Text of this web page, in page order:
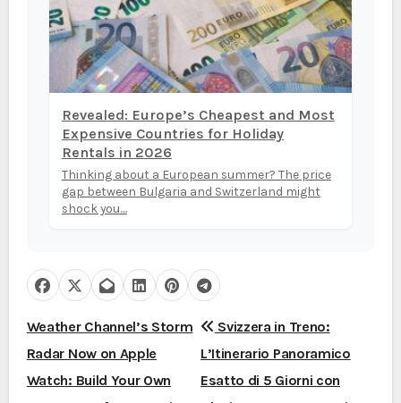
Revealed: Europe’s Cheapest and Most
Expensive Countries for Holiday
Rentals in 2026
Thinking about a European summer? The price
gap between Bulgaria and Switzerland might
shock you....
N
a
Weather Channel’s Storm
Radar Now on Apple
Watch: Build Your Own
Svizzera in Treno:
L’Itinerario Panoramico
Esatto di 5 Giorni con